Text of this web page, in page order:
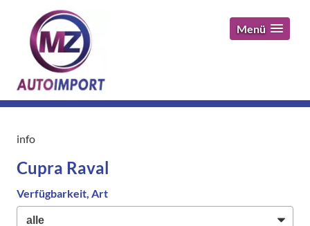
Menü
info
Cupra Raval
Verfügbarkeit, Art